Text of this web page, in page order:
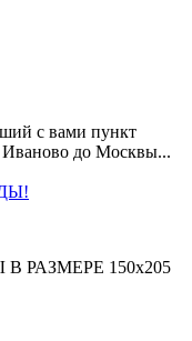
с вами пункт
до Москвы...
150х205